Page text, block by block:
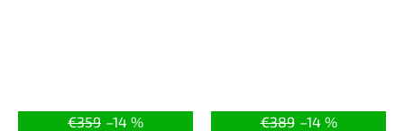
€359 –14 %
€389 –14 %